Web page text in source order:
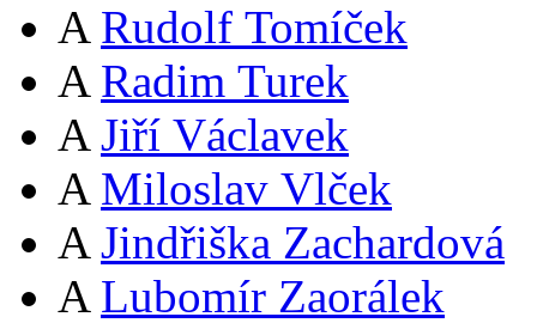
A Rudolf Tomíček
A Radim Turek
A Jiří Václavek
A Miloslav Vlček
A Jindřiška Zachardová
A Lubomír Zaorálek